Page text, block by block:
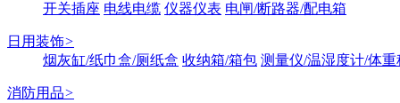
开关插座 电线电缆 仪器仪表 电闸/断路器/配电箱
日用装饰>
烟灰缸/纸巾盒/厕纸盒 收纳箱/箱包 测量仪/温湿度计/体重
消防用品>